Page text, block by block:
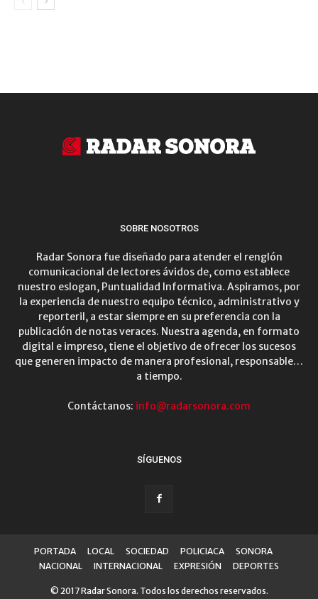
SOBRE NOSOTROS
Radar Sonora fue diseñado para atender el renglón
comunicacional de lectores ávidos de, como establece
nuestro eslogan, Puntualidad Informativa. Aspiramos, por
la experiencia de nuestro equipo técnico, administrativo y
reporteril, a estar siempre en su preferencia con la
publicación de notas veraces. Nuestra agenda, en formato
digital e impreso, tiene el objetivo de ofrecer los sucesos
que generen impacto de manera profesional, responsable…
a tiempo.
Contáctanos: info@radarsonora.com
SÍGUENOS
PORTADA LOCAL SOCIEDAD POLICIACA
SONORA
NACIONAL
INTERNACIONAL EXPRESIÓN DEPORTES
© 2017 Radar Sonora. Todos los derechos reservados.